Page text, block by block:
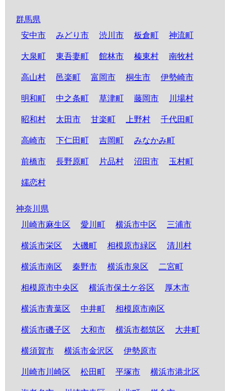
群馬県
安中市
みどり市 渋川市 板倉町 神流町
大泉町 東吾妻町 館林市 榛東村 南牧村
高山村 邑楽町 富岡市 桐生市 伊勢崎市
明和町 中之条町 草津町 藤岡市 川場村
昭和村 太田市 甘楽町 上野村 千代田町
高崎市 下仁田町 吉岡町 みなかみ町
前橋市 長野原町 片品村 沼田市 玉村町
嬬恋村
神奈川県
川崎市麻生区
愛川町 横浜市中区 三浦市
横浜市栄区 大磯町 相模原市緑区 清川村
横浜市南区 秦野市 横浜市泉区 二宮町
相模原市中央区 横浜市保土ケ谷区 厚木市
横浜市青葉区 中井町 相模原市南区
横浜市磯子区 大和市 横浜市都筑区 大井町
横須賀市 横浜市金沢区 伊勢原市
川崎市川崎区 松田町 平塚市 横浜市港北区